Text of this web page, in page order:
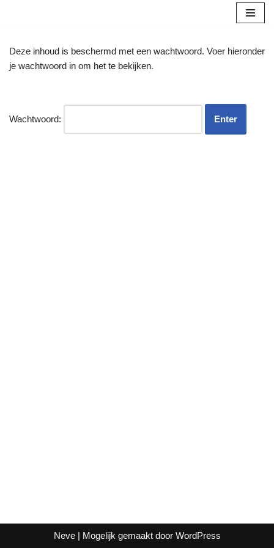
naar
de
Deze inhoud is beschermd met een wachtwoord. Voer hieronder
je wachtwoord in om het te bekijken.
Wachtwoord:
Neve| Mogelijk gemaakt door WordPress